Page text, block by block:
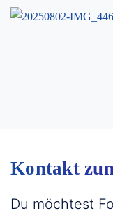
Kontakt
Du möchtest